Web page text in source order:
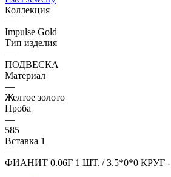
Коллекция
—
Impulse Gold
Тип изделия
—
ПОДВЕСКА
Материал
—
Желтое золото
Проба
—
585
Вставка 1
—
ФИАНИТ 0.06Г 1 ШТ. / 3.5*0*0 КРУГ -